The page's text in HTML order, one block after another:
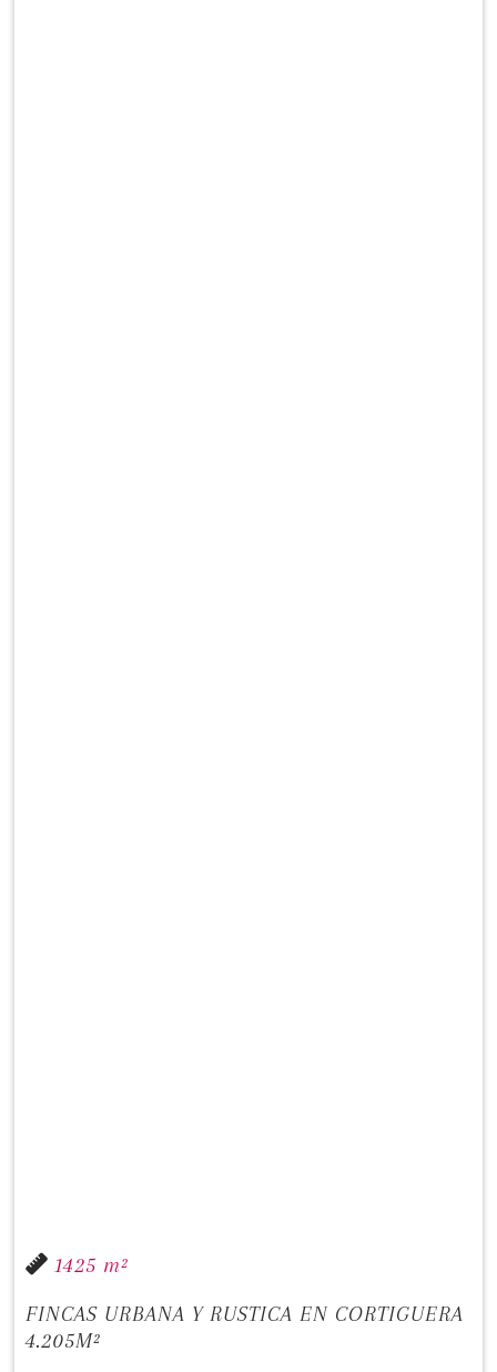
1425 m²
FINCAS URBANA Y RUSTICA EN CORTIGUERA
4.205M²